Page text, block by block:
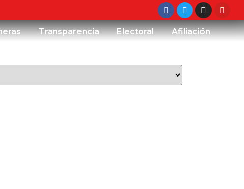
Transparencia Electoral Afiliación